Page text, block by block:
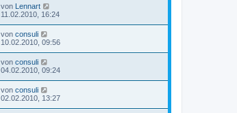
von Lennart
11.02.2010, 16:24
von consuli
10.02.2010, 09:56
von consuli
04.02.2010, 09:24
von consuli
02.02.2010, 13:27